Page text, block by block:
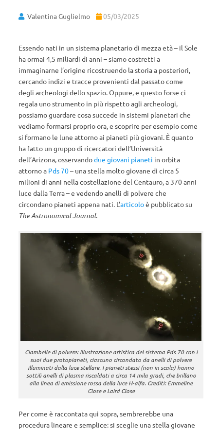
Valentina Guglielmo 05/03/2025
Essendo nati in un sistema planetario di mezza età – il Sole
ha ormai 4,5 miliardi di anni – siamo costretti a
immaginarne l’origine ricostruendo la storia a posteriori,
cercando indizi e tracce provenienti dal passato come
degli archeologi dello spazio. Oppure, e questo forse ci
regala uno strumento in più rispetto agli archeologi,
possiamo guardare cosa succede in sistemi planetari che
vediamo formarsi proprio ora, e scoprire per esempio come
si formano le lune attorno ai pianeti più giovani. È quanto
ha fatto un gruppo di ricercatori dell’Università
dell’Arizona, osservandodue giovani pianeti in orbita
attorno a Pds 70– una stella molto giovane di circa 5
milioni di anni nella costellazione del Centauro, a 370 anni
luce dalla Terra – e vedendo anelli di polvere che
circondano pianeti appena nati. L’articoloè pubblicato su
The Astronomical Journal.
Ciambelle di polvere: illustrazione artistica del sistema Pds 70 con i
suoi due protopianeti, ciascuno circondato da anelli di polvere
illuminati dalla luce stellare. I pianeti stessi (non in scala) hanno
sottili anelli di plasma riscaldati a circa 14 mila gradi, che brillano
alla linea di emissione rossa della luce H-alfa. Crediti: Emmeline
Close e Laird Close
Per come è raccontata qui sopra, sembrerebbe una
procedura lineare e semplice: si sceglie una stella giovane